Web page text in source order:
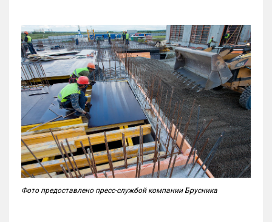
Фото предоставлено пресс-службой компании Брусника